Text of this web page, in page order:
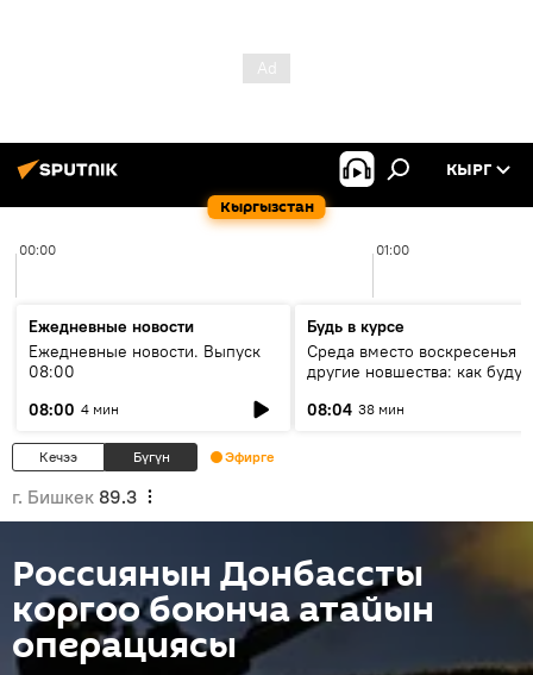
Кыргызстан
КЫРГ
00:00 01:00
Ежедневные новости
Ежедневные новости. Выпуск
08:00
08:00 4 мин
Будь в курсе
Среда вместо воскресенья и
другие новшества: как будут
08:04 38 мин
Кечээ Бүгүн Эфирге
г. Бишкек 89.3
Россиянын Донбассты
коргоо боюнча атайын
операциясы